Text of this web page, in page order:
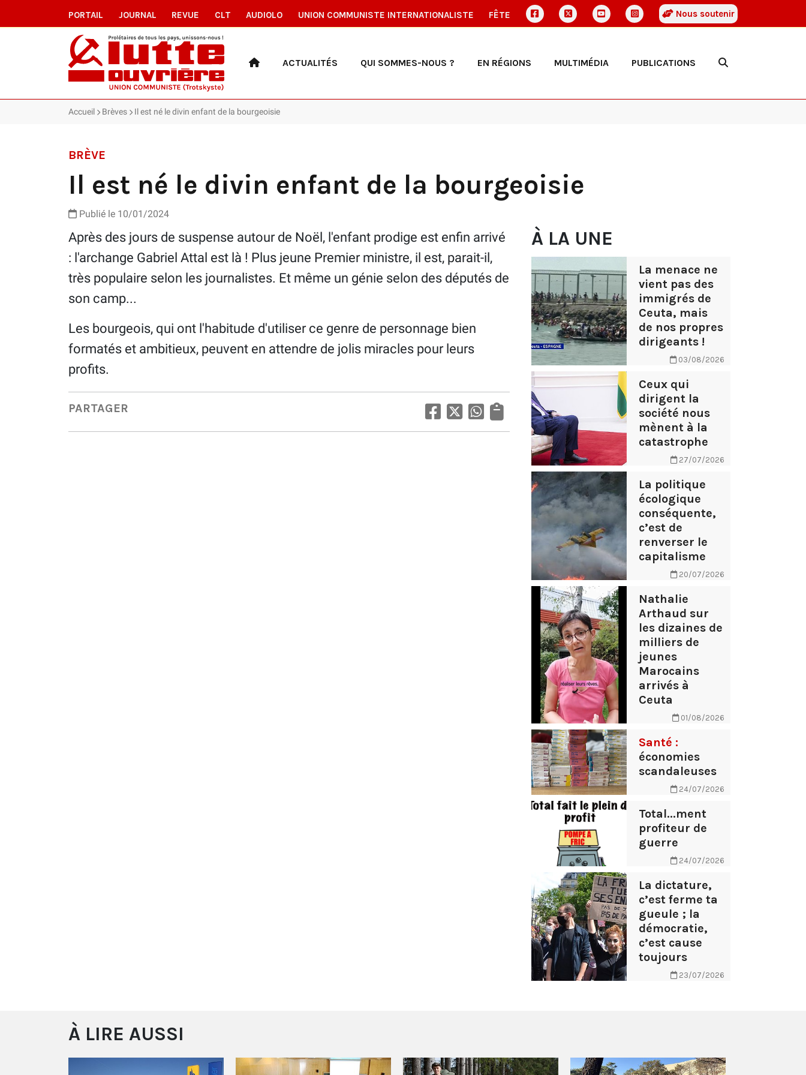
PORTAIL JOURNAL REVUE CLT AUDIOLO UNION COMMUNISTE INTERNATIONALISTE FÊTE Nous soutenir
ACTUALITÉS QUI SOMMES-NOUS ? EN RÉGIONS MULTIMÉDIA PUBLICATIONS
Accueil Brèves Il est né le divin enfant de la bourgeoisie
BRÈVE
Il est né le divin enfant de la bourgeoisie
Publié le 10/01/2024
Après des jours de suspense autour de Noël, l'enfant prodige est enfin arrivé
: l'archange Gabriel Attal est là ! Plus jeune Premier ministre, il est, parait-il,
très populaire selon les journalistes. Et même un génie selon des députés de
son camp...
Les bourgeois, qui ont l'habitude d'utiliser ce genre de personnage bien
formatés et ambitieux, peuvent en attendre de jolis miracles pour leurs
profits.
PARTAGER
À LA UNE
La menace ne
vient pas des
immigrés de
Ceuta, mais
de nos propres
dirigeants !
03/08/2026
Ceux qui
dirigent la
société nous
mènent à la
catastrophe
27/07/2026
La politique
écologique
conséquente,
c’est de
renverser le
capitalisme
20/07/2026
Nathalie
Arthaud sur
les dizaines de
milliers de
jeunes
Marocains
arrivés à
Ceuta
01/08/2026
Santé :
économies
scandaleuses
24/07/2026
Total...ment
profiteur de
guerre
24/07/2026
La dictature,
c’est ferme ta
gueule ; la
démocratie,
c’est cause
toujours
23/07/2026
À LIRE AUSSI